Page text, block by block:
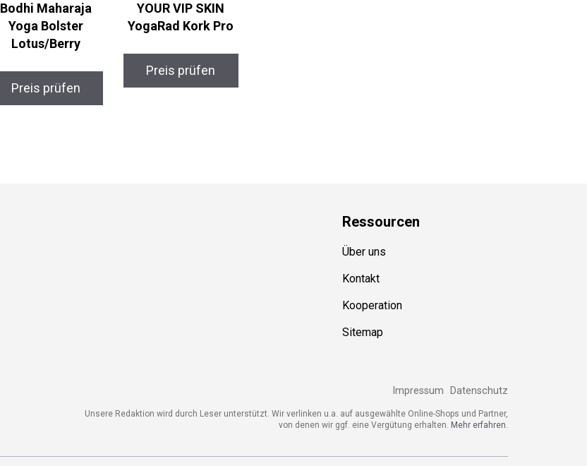
Bodhi Maharaja
Yoga Bolster
Lotus/Berry
Preis prüfen
YOUR VIP SKIN
YogaRad Kork Pro
Preis prüfen
Ressourcen
Über uns
Kontakt
Kooperation
Sitemap
Impressum Datenschutz
Unsere Redaktion wird durch Leser unterstützt. Wir verlinken u.a. auf ausgewählte Online-Shops und Partner,
von denen wir ggf. eine Vergütung erhalten.
Mehr erfahren.